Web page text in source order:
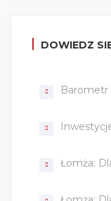
DOWIEDZ
Barometr
Łomża: